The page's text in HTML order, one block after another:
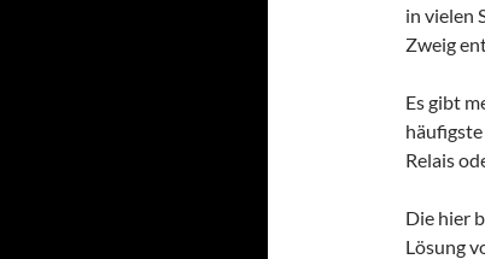
in vielen
Zweig
Es gibt
häufigste
Relais
Die hier
Lösung